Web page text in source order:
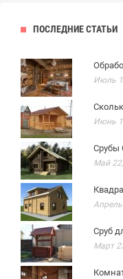
ПОСЛЕДНИЕ СТАТЬИ
Июль
Июнь
Срубы
Май
Сруб
Март